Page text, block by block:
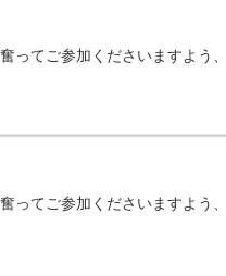
ってご参加くださいますよう
ってご参加くださいますよう